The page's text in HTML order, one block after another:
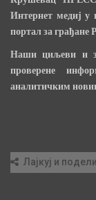
Интернет медиј у
портал за грађане
Наши циљеви и
проверене
аналитичким
Лајкуј и подели